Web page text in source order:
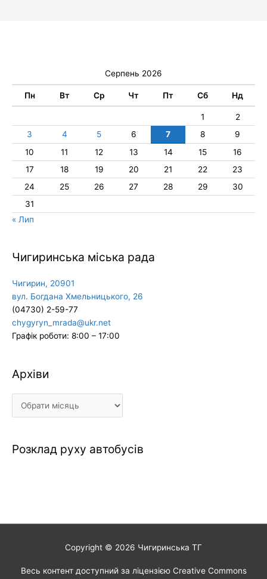
Серпень 2026
Пн Вт Ср Чт Пт Сб Нд
1
2
3
4 5 6 7 8
9
10
11 12 13 14 15
16
17
18 19 20 21 22
23
24
25 26 27 28 29
30
31
« Лип
Чигиринська міська рада
Чигирин, 20901
вул. Богдана Хмельницького, 26
(04730) 2-59-77
chygyryn_mrada@ukr.net
Графік роботи: 8:00 – 17:00
Архіви
Архіви
Розклад руху автобусів
Copyright © 2026 Чигиринська ТГ
Весь контент доступний за ліцензією Creative Commons